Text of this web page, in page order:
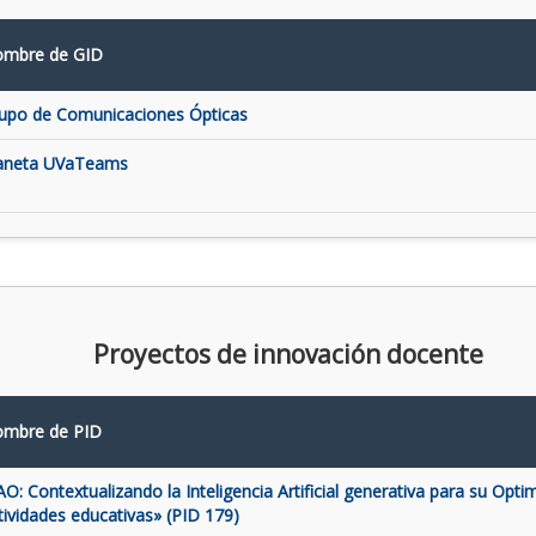
de GID
de Comunicaciones Ópticas
UVaTeams
Proyectos de innovación docente
de PID
Contextualizando la Inteligencia Artificial generativa para su
educativas» (PID 179)